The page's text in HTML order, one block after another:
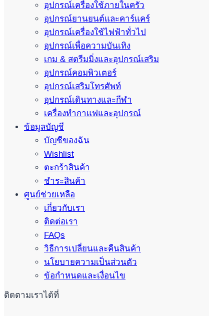
อุปกรณ์เครื่องใช้ภายในครัว
อุปกรณ์ยานยนต์และคาร์แคร์
อุปกรณ์เครื่องใช้ไฟฟ้าทั่วไป
อุปกรณ์เพื่อความบันเทิง
เกม & สตรีมมิ่งและอุปกรณ์เสริม
อุปกรณ์คอมพิวเตอร์
อุปกรณ์เสริมโทรศัพท์
อุปกรณ์เดินทางและกีฬา
เครื่องทำกาแฟและอุปกรณ์
ข้อมูลบัญชี
บัญชีของฉัน
Wishlist
ตะกร้าสินค้า
ชำระสินค้า
ศูนย์ช่วยเหลือ
เกี่ยวกับเรา
ติดต่อเรา
FAQs
วิธีการเปลี่ยนและคืนสินค้า
นโยบายความเป็นส่วนตัว
ข้อกำหนดและเงื่อนไข
ติดตามเราได้ที่